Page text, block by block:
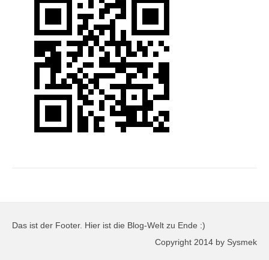
Das ist der Footer. Hier ist die Blog-Welt zu Ende :)
Copyright 2014 by Sysmek